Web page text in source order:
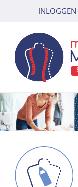
INLOGGEN